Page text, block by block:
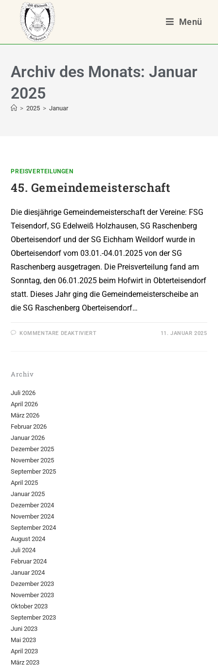
Menü
Archiv des Monats: Januar
2025
> 2025 > Januar
PREISVERTEILUNGEN
45. Gemeindemeisterschaft
Die diesjährige Gemeindemeisterschaft der Vereine: FSG
Teisendorf, SG Edelweiß Holzhausen, SG Raschenberg
Oberteisendorf und der SG Eichham Weildorf wurde in
Oberteisendorf vom 03.01.-04.01.2025 von der SG
Raschenberg ausgetragen. Die Preisverteilung fand am
Sonntag, den 06.01.2025 beim Hofwirt in Obterteisendorf
statt. Dieses Jahr ging die Gemeindemeisterscheibe an
die SG Raschenberg Oberteisendorf…
KOMMENTARE DEAKTIVIERT 11. JANUAR 2025
Archiv
Juli 2026
April 2026
März 2026
Februar 2026
Januar 2026
Dezember 2025
November 2025
September 2025
April 2025
Januar 2025
Dezember 2024
November 2024
September 2024
August 2024
Juli 2024
Februar 2024
Januar 2024
Dezember 2023
November 2023
Oktober 2023
September 2023
Juni 2023
Mai 2023
April 2023
März 2023